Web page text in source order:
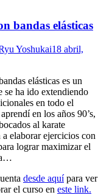
bandas elásticas
Yoshukai18 abril,
elásticas es un
se ha ido extendiendo
en todo el
en los años 90’s,
al karate
elaborar ejercicios con
lograr maximizar el
desde aquípara ver
el curso en este link.